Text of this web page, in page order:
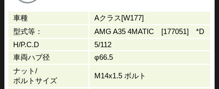
車種
Aクラス[W177]
型式等：
AMG A35 4MATIC [177051] *D
H/P.C.D
5/112
車両ハブ径
φ66.5
ナット/
ボルトサイズ
M14x1.5 ボルト